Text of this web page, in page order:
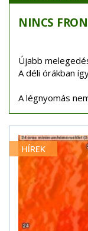
NINCS
Újabb
A déli órákban
A légnyomás
HÍREK